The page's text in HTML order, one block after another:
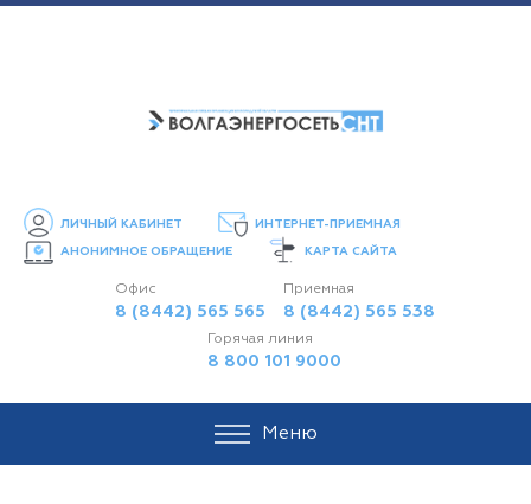
ЛИЧНЫЙ КАБИНЕТ ИНТЕРНЕТ-ПРИЕМНАЯ
АНОНИМНОЕ ОБРАЩЕНИЕ КАРТА САЙТА
Офис
8 (8442) 565 565
Приемная
8 (8442) 565 538
Горячая линия
8 800 101 9000
Меню